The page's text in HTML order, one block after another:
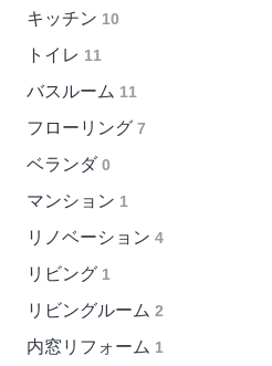
キッチン 10
トイレ 11
バスルーム 11
フローリング 7
ベランダ 0
マンション 1
リノベーション 4
リビング 1
リビングルーム 2
内窓リフォーム 1